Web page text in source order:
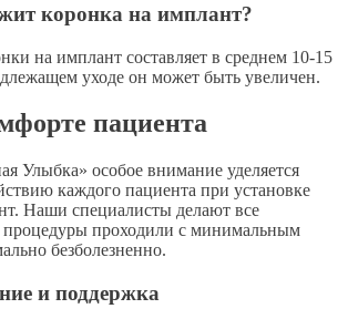
коронка на имплант?
на имплант составляет в среднем 10-15
уходе он может быть увеличен.
пациента
Улыбка» особое внимание уделяется
каждого пациента при установке
Наши специалисты делают все
проходили с минимальным
безболезненно.
и поддержка